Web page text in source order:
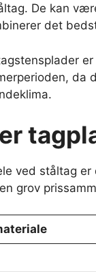
De kan
det
da
ved ståltag
grov